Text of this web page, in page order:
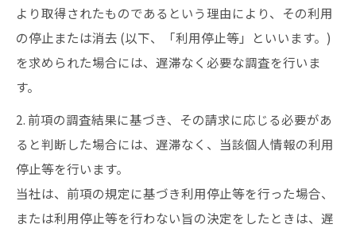
より取得されたものであるという理由により、その利用
の停止または消去 (以下、「利用停止等」といいます。)
を求められた場合には、遅滞なく必要な調査を行いま
す。
2. 前項の調査結果に基づき、その請求に応じる必要があ
ると判断した場合には、遅滞なく、当該個人情報の利用
停止等を行います。
当社は、前項の規定に基づき利用停止等を行った場合、
または利用停止等を行わない旨の決定をしたときは、遅